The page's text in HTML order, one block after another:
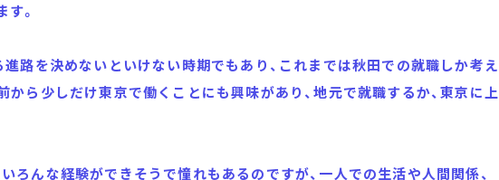
。
進路を決めないといけない時期でもあり、これまでは秋田での就職しか考え
から少しだけ東京で働くことにも興味があり、地元で就職するか、東京に上
ろんな経験ができそうで憧れもあるのですが、一人での生活や人間関係、